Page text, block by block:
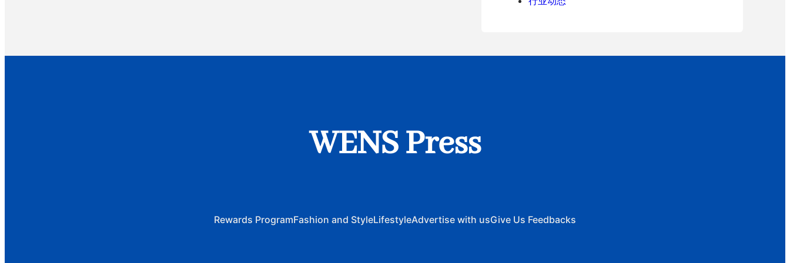
WENS Press
Rewards ProgramFashion and StyleLifestyleAdvertise with usGive Us Feedbacks